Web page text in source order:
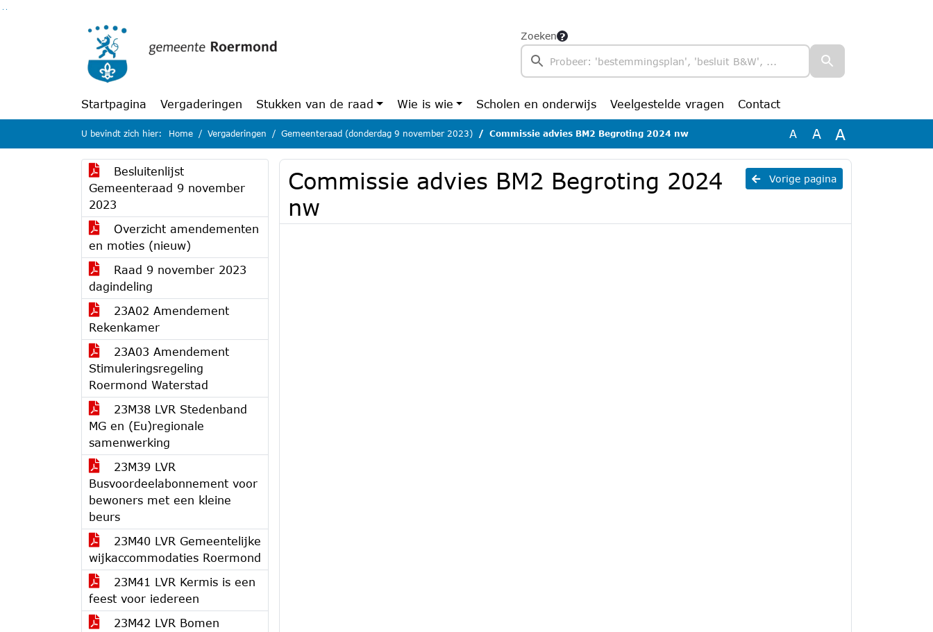
Zoeken
Startpagina Vergaderingen Stukken van de raad Wie is wie Scholen en onderwijs Veelgestelde vragen Contact
U bevindt zich hier: Home Vergaderingen Gemeenteraad (donderdag 9 november 2023) Commissie advies BM2 Begroting 2024 nw A A A
Besluitenlijst
Gemeenteraad 9 november
2023
Overzicht amendementen
en moties (nieuw)
Raad 9 november 2023
dagindeling
23A02 Amendement
Rekenkamer
23A03 Amendement
Stimuleringsregeling
Roermond Waterstad
23M38 LVR Stedenband
MG en (Eu)regionale
samenwerking
23M39 LVR
Busvoordeelabonnement voor
bewoners met een kleine
beurs
23M40 LVR Gemeentelijke
wijkaccommodaties Roermond
23M41 LVR Kermis is een
feest voor iedereen
23M42 LVR Bomen
Vorige pagina
Commissie advies BM2 Begroting 2024
nw